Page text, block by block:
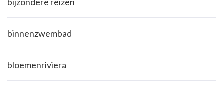
binnenzwembad
bloemenriviera